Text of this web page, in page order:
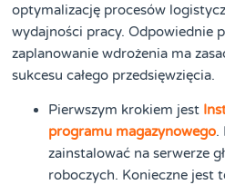
optymalizację procesów
wydajności pracy. Odpowiednie
zaplanowanie wdrożenia ma
sukcesu całego przedsięwzięcia.
Pierwszym krokiem jest
programu magazynowego.
zainstalować na serwerze
roboczych. Konieczne jest